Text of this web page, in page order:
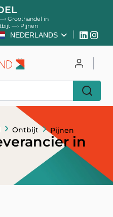
Groothandel in
—›Pijnen
NEDERLANDS
Ontbijt Pijnen
in